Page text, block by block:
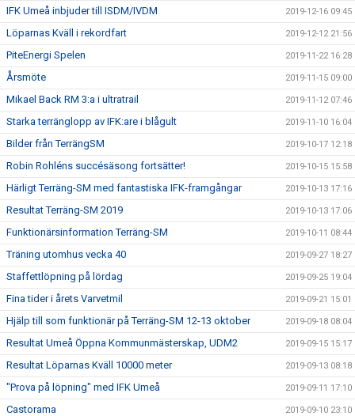
IFK Umeå inbjuder till ISDM/IVDM 2019-12-16 09:45
Löparnas Kväll i rekordfart 2019-12-12 21:56
PiteEnergi Spelen 2019-11-22 16:28
Årsmöte 2019-11-15 09:00
Mikael Back RM 3:a i ultratrail 2019-11-12 07:46
Starka terränglopp av IFK:are i blågult 2019-11-10 16:04
Bilder från TerrängSM 2019-10-17 12:18
Robin Rohléns succésäsong fortsätter! 2019-10-15 15:58
Härligt Terräng-SM med fantastiska IFK-framgångar 2019-10-13 17:16
Resultat Terräng-SM 2019 2019-10-13 17:06
Funktionärsinformation Terräng-SM 2019-10-11 08:44
Träning utomhus vecka 40 2019-09-27 18:27
Staffettlöpning på lördag 2019-09-25 19:04
Fina tider i årets Varvetmil 2019-09-21 15:01
Hjälp till som funktionär på Terräng-SM 12-13 oktober 2019-09-18 08:04
Resultat Umeå Öppna Kommunmästerskap, UDM2 2019-09-15 15:17
Resultat Löparnas Kväll 10000 meter 2019-09-13 08:18
"Prova på löpning" med IFK Umeå 2019-09-11 17:10
Castorama 2019-09-10 23:10